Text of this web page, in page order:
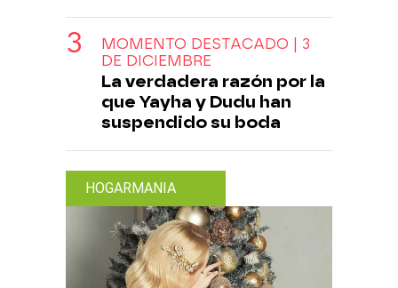
MOMENTO DESTACADO | 3
DE DICIEMBRE
La verdadera razón por la
que Yayha y Dudu han
suspendido su boda
HOGARMANIA